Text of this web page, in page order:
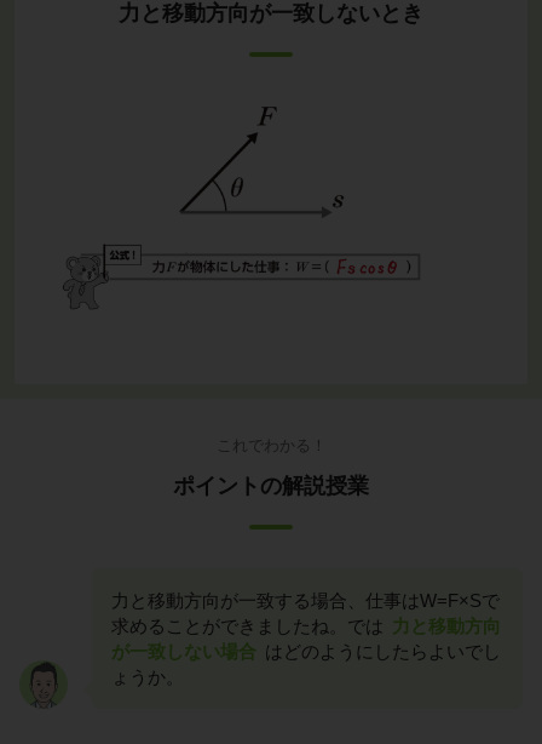
力と移動方向が一致しないとき
これでわかる！
ポイントの解説授業
力と移動方向が一致する場合、仕事はW=F×Sで
求めることができましたね。では 力と移動方向
が一致しない場合 はどのようにしたらよいでし
ょうか。